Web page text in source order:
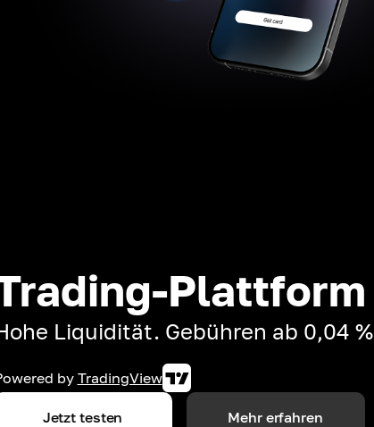
Plattform
Liquidität. Gebühren ab 0,04 %
by TradingView
Jetzt testen Mehr erfahren